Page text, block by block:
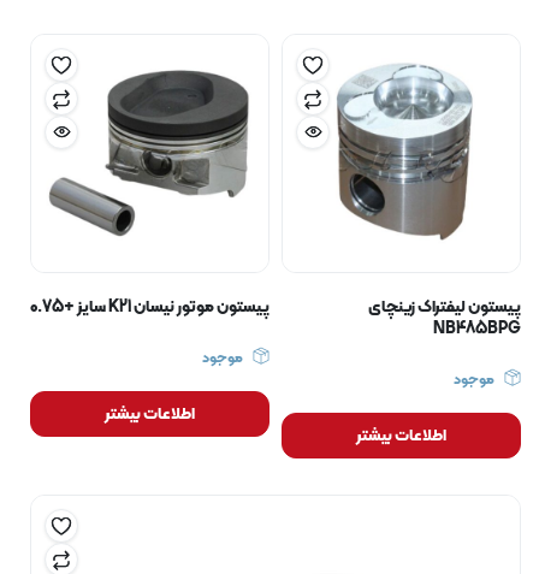
پیستون لیفتراک زینچای
NB485BPG
موجود
اطلاعات بیشتر
پیستون موتور نیسان K21 سایز +0.75
موجود
اطلاعات بیشتر